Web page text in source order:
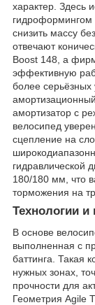
характер. Здесь
гидроформингом
снизить массу
отвечают
Boost 148, а
эффективную
более серьёзных
амортизатор с
велосипед
сцепление на
гидравлической
180/180 мм, что
торможения на
Технологии и
В основе
выполненная с
баттинга. Такая
нужных зонах,
прочности для
Геометрия Agile